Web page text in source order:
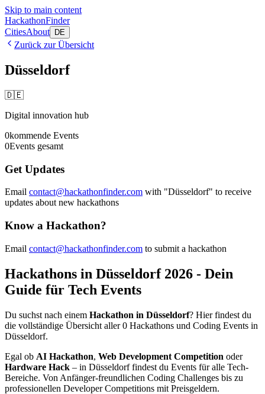
Skip to main content
HackathonFinder
CitiesAbout DE
Zurück zur Übersicht
Düsseldorf
🇩🇪
Digital innovation hub
0kommende Events
0Events gesamt
Get Updates
Email contact@hackathonfinder.com with "Düsseldorf" to receive
updates about new hackathons
Know a Hackathon?
Email contact@hackathonfinder.com to submit a hackathon
Hackathons in Düsseldorf 2026 - Dein
Guide für Tech Events
Du suchst nach einem Hackathon in Düsseldorf? Hier findest du
die vollständige Übersicht aller0 Hackathons und Coding Events in
Düsseldorf.
Egal ob AI Hackathon, Web Development Competition oder
Hardware Hack – in Düsseldorffindest du Events für alle Tech-
Bereiche. Von Anfänger-freundlichen Coding Challenges bis zu
professionellen Developer Competitions mit Preisgeldern.